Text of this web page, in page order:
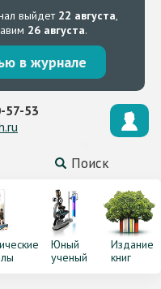
выйдет 22 августа,
26 августа.
в журнале
Поиск
57-53
Юный
ученый
Издание
книг